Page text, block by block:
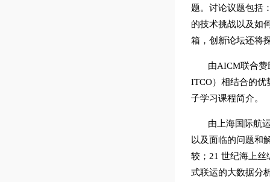
题。讨论议题包括
的技术挑战以及如
箱，创新论坛还将
由AICM联合赞
ITCO）相结合的优
子学习课程简介。
由上海国际航
以及面临的问题和
较；21 世纪海上
式联运的大数据分